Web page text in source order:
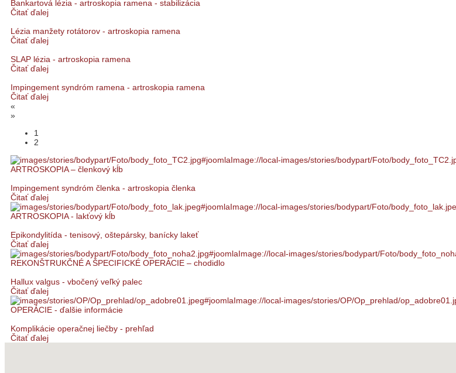
Bankartová lézia - artroskopia ramena - stabilizácia
Čitať ďalej
Lézia manžety rotátorov - artroskopia ramena
Čitať ďalej
SLAP lézia - artroskopia ramena
Čitať ďalej
Impingement syndróm ramena - artroskopia ramena
Čitať ďalej
«
»
1
2
ARTROSKOPIA – členkový kĺb
Impingement syndróm členka - artroskopia členka
Čitať ďalej
ARTROSKOPIA - lakťový kĺb
Epikondylitída - tenisový, oštepársky, banícky lakeť
Čitať ďalej
REKONŠTRUKČNÉ A ŠPECIFICKÉ OPERÁCIE – chodidlo
Hallux valgus - vbočený veľký palec
Čitať ďalej
OPERÁCIE - ďalšie informácie
Komplikácie operačnej liečby - prehľad
Čitať ďalej